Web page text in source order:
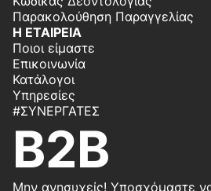
Παρακολούθηση Παραγγελίας
Η ΕΤΑΙΡΕΙΑ
Ποιοι είμαστε
Επικοινωνία
Κατάλογοι
Υπηρεσίες
#ΣΥΝΕΡΓΆΤΕΣ
B2B
Μην ανησυχείς! Υποσχόμαστε